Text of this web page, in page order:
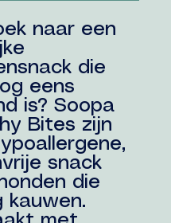
naar een
die
eens
is? Soopa
Bites zijn
snack
die
kauwen.